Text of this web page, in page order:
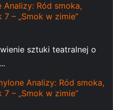
Analizy: Ród smoka,
– „Smok w zimie”
sztuki teatralnej o
Analizy: Ród smoka,
– „Smok w zimie”